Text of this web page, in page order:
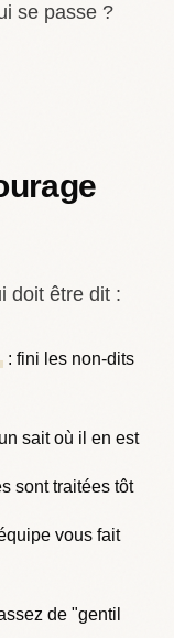
se passe ?
doit être dit :
: fini les non-dits
sait où il en est
sont traitées tôt
vous fait
de "gentil